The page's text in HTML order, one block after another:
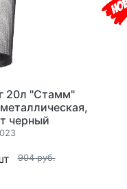
20л "Стамм"
черный
904 руб.